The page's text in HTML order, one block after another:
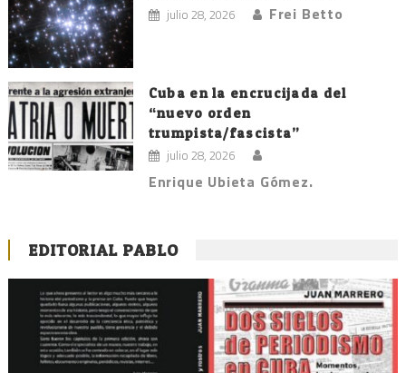
julio 28, 2026 Frei Betto
Cuba en la encrucijada del
“nuevo orden
trumpista/fascista”
julio 28, 2026
Enrique Ubieta Gómez.
EDITORIAL PABLO